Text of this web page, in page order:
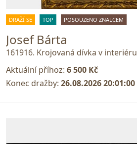
DRAŽÍ SE TOP POSOUZENO ZNALCEM
Josef Bárta
161916. Krojovaná dívka v interiéru
Aktuální příhoz: 6 500 Kč
Konec dražby: 26.08.2026 20:01:00